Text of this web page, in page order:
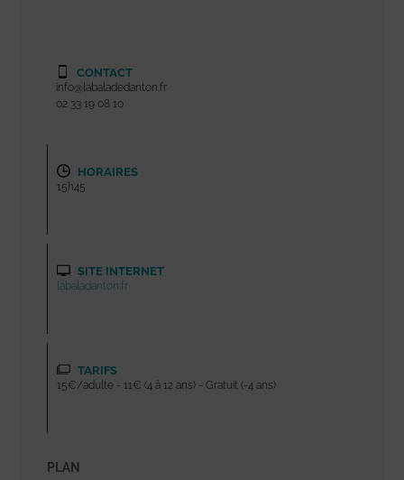
CONTACT
info@labaladedanton.fr
02 33 19 08 10
HORAIRES
15h45
SITE INTERNET
labaladanton.fr
TARIFS
15€/adulte - 11€ (4 à 12 ans) - Gratuit (-4 ans)
PLAN